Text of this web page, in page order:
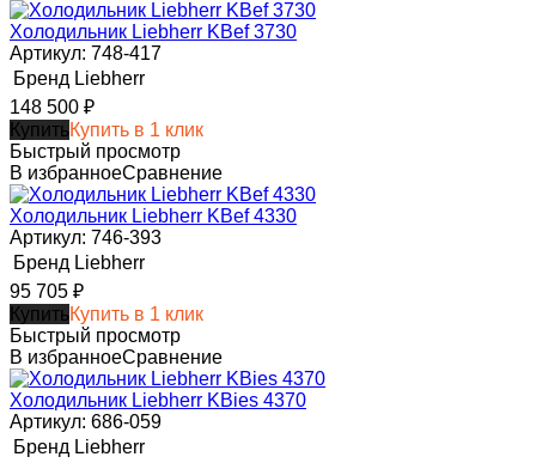
Холодильник Liebherr KBef 3730
Артикул: 748-417
Бренд Liebherr
148 500 ₽
КупитьКупить в 1 клик
Быстрый просмотр
В избранноеСравнение
Холодильник Liebherr KBef 4330
Артикул: 746-393
Бренд Liebherr
95 705 ₽
КупитьКупить в 1 клик
Быстрый просмотр
В избранноеСравнение
Холодильник Liebherr KBies 4370
Артикул: 686-059
Бренд Liebherr